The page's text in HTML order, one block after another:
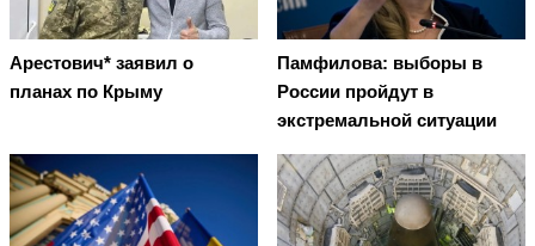
Арестович* заявил о
планах по Крыму
Памфилова: выборы в
России пройдут в
экстремальной ситуации